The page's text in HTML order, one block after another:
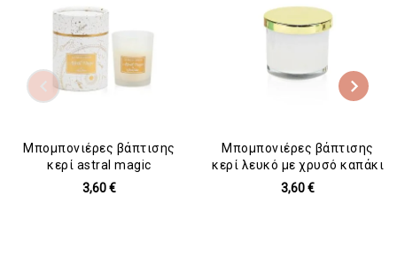
Μπομπονιέρες βάπτισης
κερί astral magic
3,60 €
Μπομπονιέρες βάπτισης
κερί λευκό με χρυσό καπάκι
3,60 €